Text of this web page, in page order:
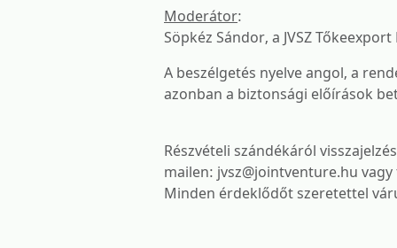
Moderátor:
Söpkéz Sándor, a JVSZ
A beszélgetés nyelve angol, a
azonban a biztonsági előírások
Részvételi szándékáról
mailen: jvsz@jointventure.hu
Minden érdeklődőt szeretettel